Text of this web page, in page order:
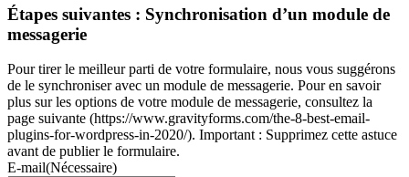
Étapes suivantes : Synchronisation d’un module de
messagerie
Pour tirer le meilleur parti de votre formulaire, nous vous suggérons
de le synchroniser avec un module de messagerie. Pour en savoir
plus sur les options de votre module de messagerie, consultez la
page suivante (https://www.gravityforms.com/the-8-best-email-
plugins-for-wordpress-in-2020/). Important : Supprimez cette astuce
avant de publier le formulaire.
E-mail(Nécessaire)